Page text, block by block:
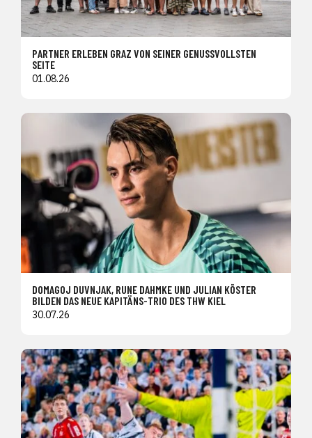
PARTNER ERLEBEN GRAZ VON SEINER GENUSSVOLLSTEN
SEITE
01.08.26
DOMAGOJ DUVNJAK, RUNE DAHMKE UND JULIAN KÖSTER
BILDEN DAS NEUE KAPITÄNS-TRIO DES THW KIEL
30.07.26